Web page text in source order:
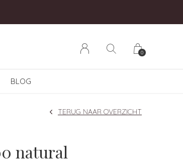
BLOG
0
natural
TERUG NAAR OVERZICHT